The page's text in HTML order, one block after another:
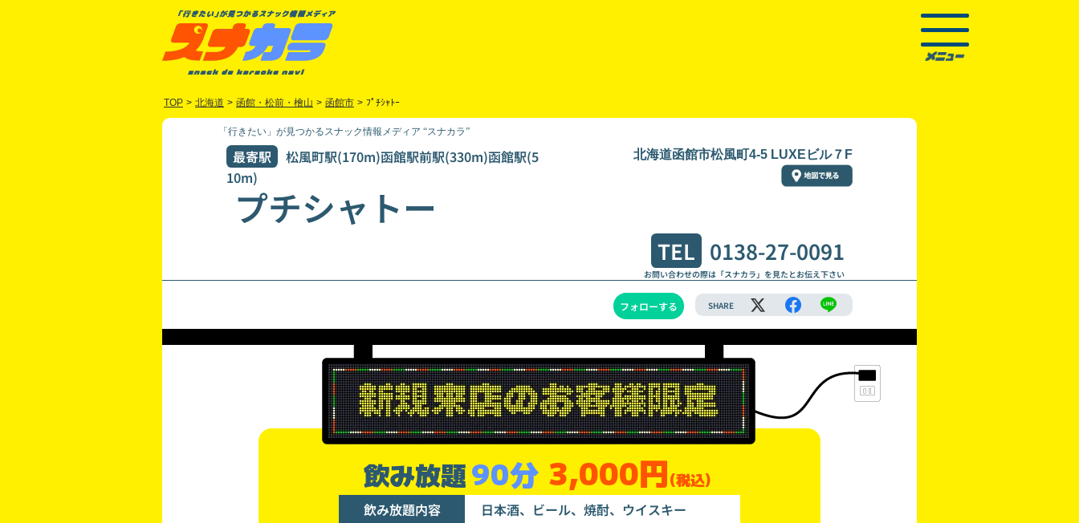
TOP > 北海道 > 函館・松前・檜山 > 函館市 > ﾌﾟﾁｼｬﾄｰ
「行きたい」が見つかるスナック情報メディア “スナカラ”
最寄駅
松風町駅(170m)函館駅前駅(330m)函館駅(5
10m)
北海道函館市松風町4-5 LUXEビル７F
プチシャトー
TEL 0138-27-0091
お問い合わせの際は「スナカラ」を見たとお伝え下さい
フォローする SHARE
飲み放題90分 3,000円(税込)
飲み放題内容
日本酒、ビール、焼酎、ウイスキー